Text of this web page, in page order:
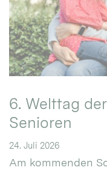
6. Welttag
Senioren
24. Juli 2026
Am kommenden